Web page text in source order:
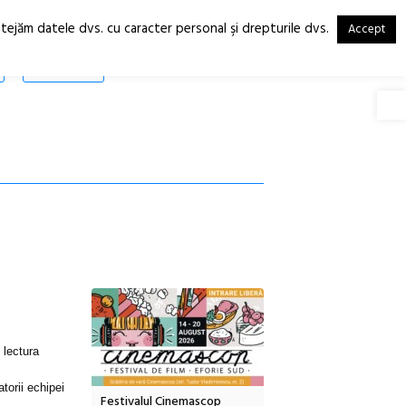
RO
EN
lectura
echipei
datele dvs. cu caracter personal şi drepturile dvs. Accept